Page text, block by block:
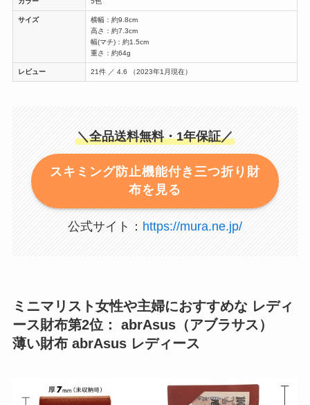
サイズ
横幅：約9.8cm
高さ：約7.3cm
幅(マチ)：約1.5cm
重さ：約64g
レビュー 21件 ／ 4.6 （2023年1月現在）
＼全品送料無料・1年保証／
スキミング防止機能付き三つ折り財
布を見る
公式サイト： https://mura.ne.jp/
ミニマリスト女性や主婦におすすめな レディ
ース財布第2位： abrAsus（アブラサス）
薄い財布 abrAsus レディース